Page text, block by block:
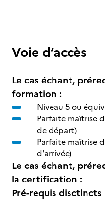
Voie d’accès
Le cas échant,
formation :
Niveau 5 ou
Parfaite maîtrise
de départ)
Parfaite maîtrise
d'arrivée)
Le cas échant,
la certification :
Pré-requis